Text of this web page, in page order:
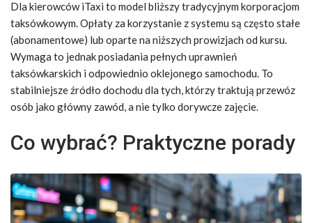
Dla kierowców iTaxi to model bliższy tradycyjnym korporacjom
taksówkowym. Opłaty za korzystanie z systemu są często stałe
(abonamentowe) lub oparte na niższych prowizjach od kursu.
Wymaga to jednak posiadania pełnych uprawnień
taksówkarskich i odpowiednio oklejonego samochodu. To
stabilniejsze źródło dochodu dla tych, którzy traktują przewóz
osób jako główny zawód, a nie tylko dorywcze zajęcie.
Co wybrać? Praktyczne porady